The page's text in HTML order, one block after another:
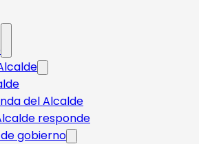
del Alcalde
responde​
gobierno